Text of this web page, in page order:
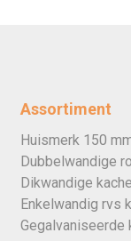
Assortiment
Huismerk 150
Dubbelwandige
Dikwandige
Enkelwandig rvs
Gegalvaniseerde